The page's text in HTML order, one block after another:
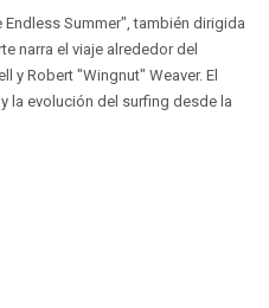
Summer", también dirigida
narra el viaje alrededor del
y Robert "Wingnut" Weaver. El
la evolución del surfing desde la